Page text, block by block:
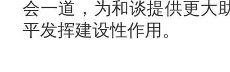
会一道，为和谈提供更大
平发挥建设性作用。